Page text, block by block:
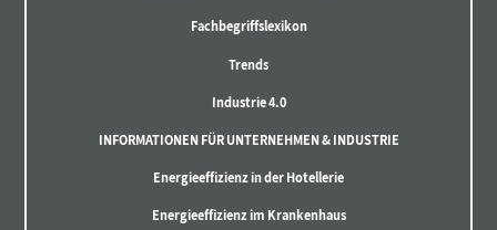
Fachbegriffslexikon
Trends
Industrie 4.0
INFORMATIONEN FÜR UNTERNEHMEN & INDUSTRIE
Energieeffizienz in der Hotellerie
Energieeffizienz im Krankenhaus